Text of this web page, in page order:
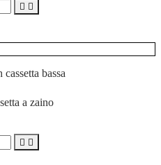
 
a zaino
 